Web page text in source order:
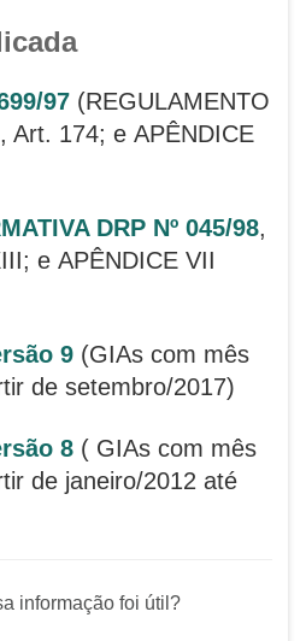
97(REGULAMENTO
Art. 174; e APÊNDICE
DRP Nº 045/98,
e APÊNDICE VII
9(GIAs com mês
de setembro/2017)
8 ( GIAs com mês
de janeiro/2012 até
informação foi útil?